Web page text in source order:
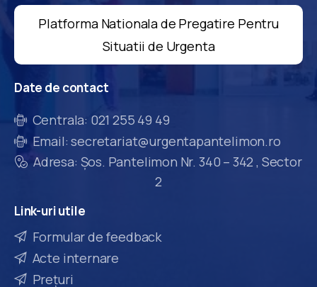
Platforma Nationala de Pregatire Pentru
Situatii de Urgenta
Date de contact
Centrala: 021 255 49 49
Email: secretariat@urgentapantelimon.ro
Adresa: Șos. Pantelimon Nr. 340 – 342 , Sector
2
Link-uriutile
Formular de feedback
Acte internare
Prețuri